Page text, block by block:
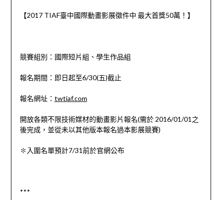
【2017 TIAF臺中國際動畫影展徵件中 最大首獎50萬！】
競賽組別：國際短片組、學生作品組
報名期間：即日起至6/30(五)截止
報名網址： twtiaf.com
開放各類不限技術媒材的動畫影片報名(需於 2016/01/01之
後完成，並從未以其他版本報名過本影展競賽)
✽入圍名單預計7/31前於官網公布
***